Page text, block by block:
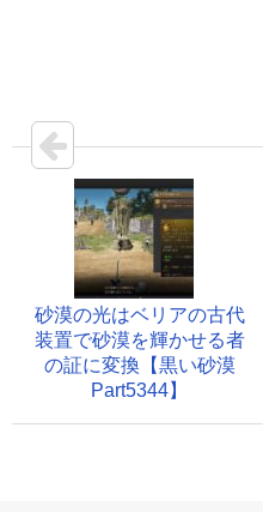
砂漠の光はベリアの古代
装置で砂漠を輝かせる者
の証に変換【黒い砂漠
Part5344】